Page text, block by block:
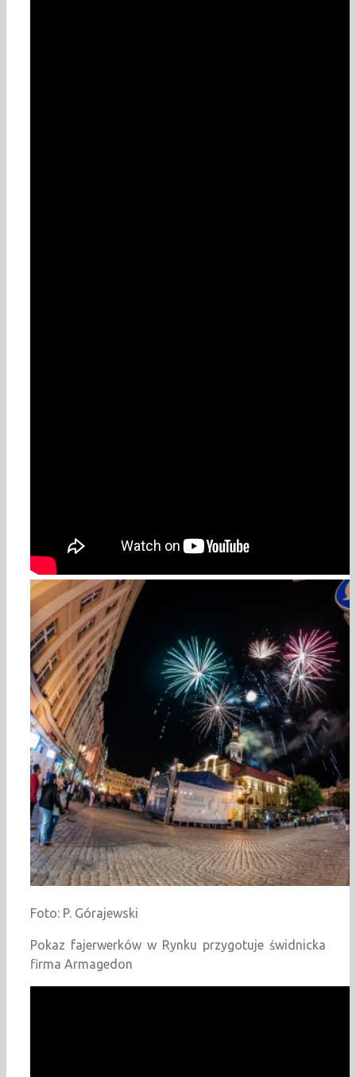
Foto: P. Górajewski
Pokaz fajerwerków w Rynku przygotuje świdnicka
firma Armagedon